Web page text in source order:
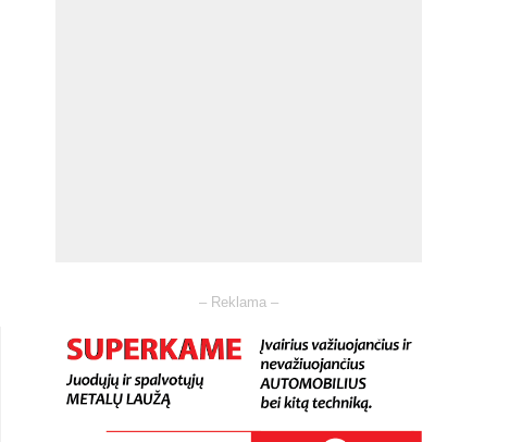
– Reklama –